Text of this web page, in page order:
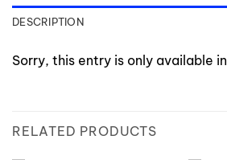
DESCRIPTION
Sorry, this entry is only available in
RELATED PRODUCTS